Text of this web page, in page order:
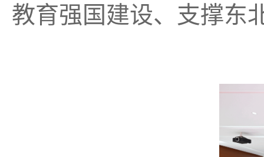
教育强国建设、支撑东